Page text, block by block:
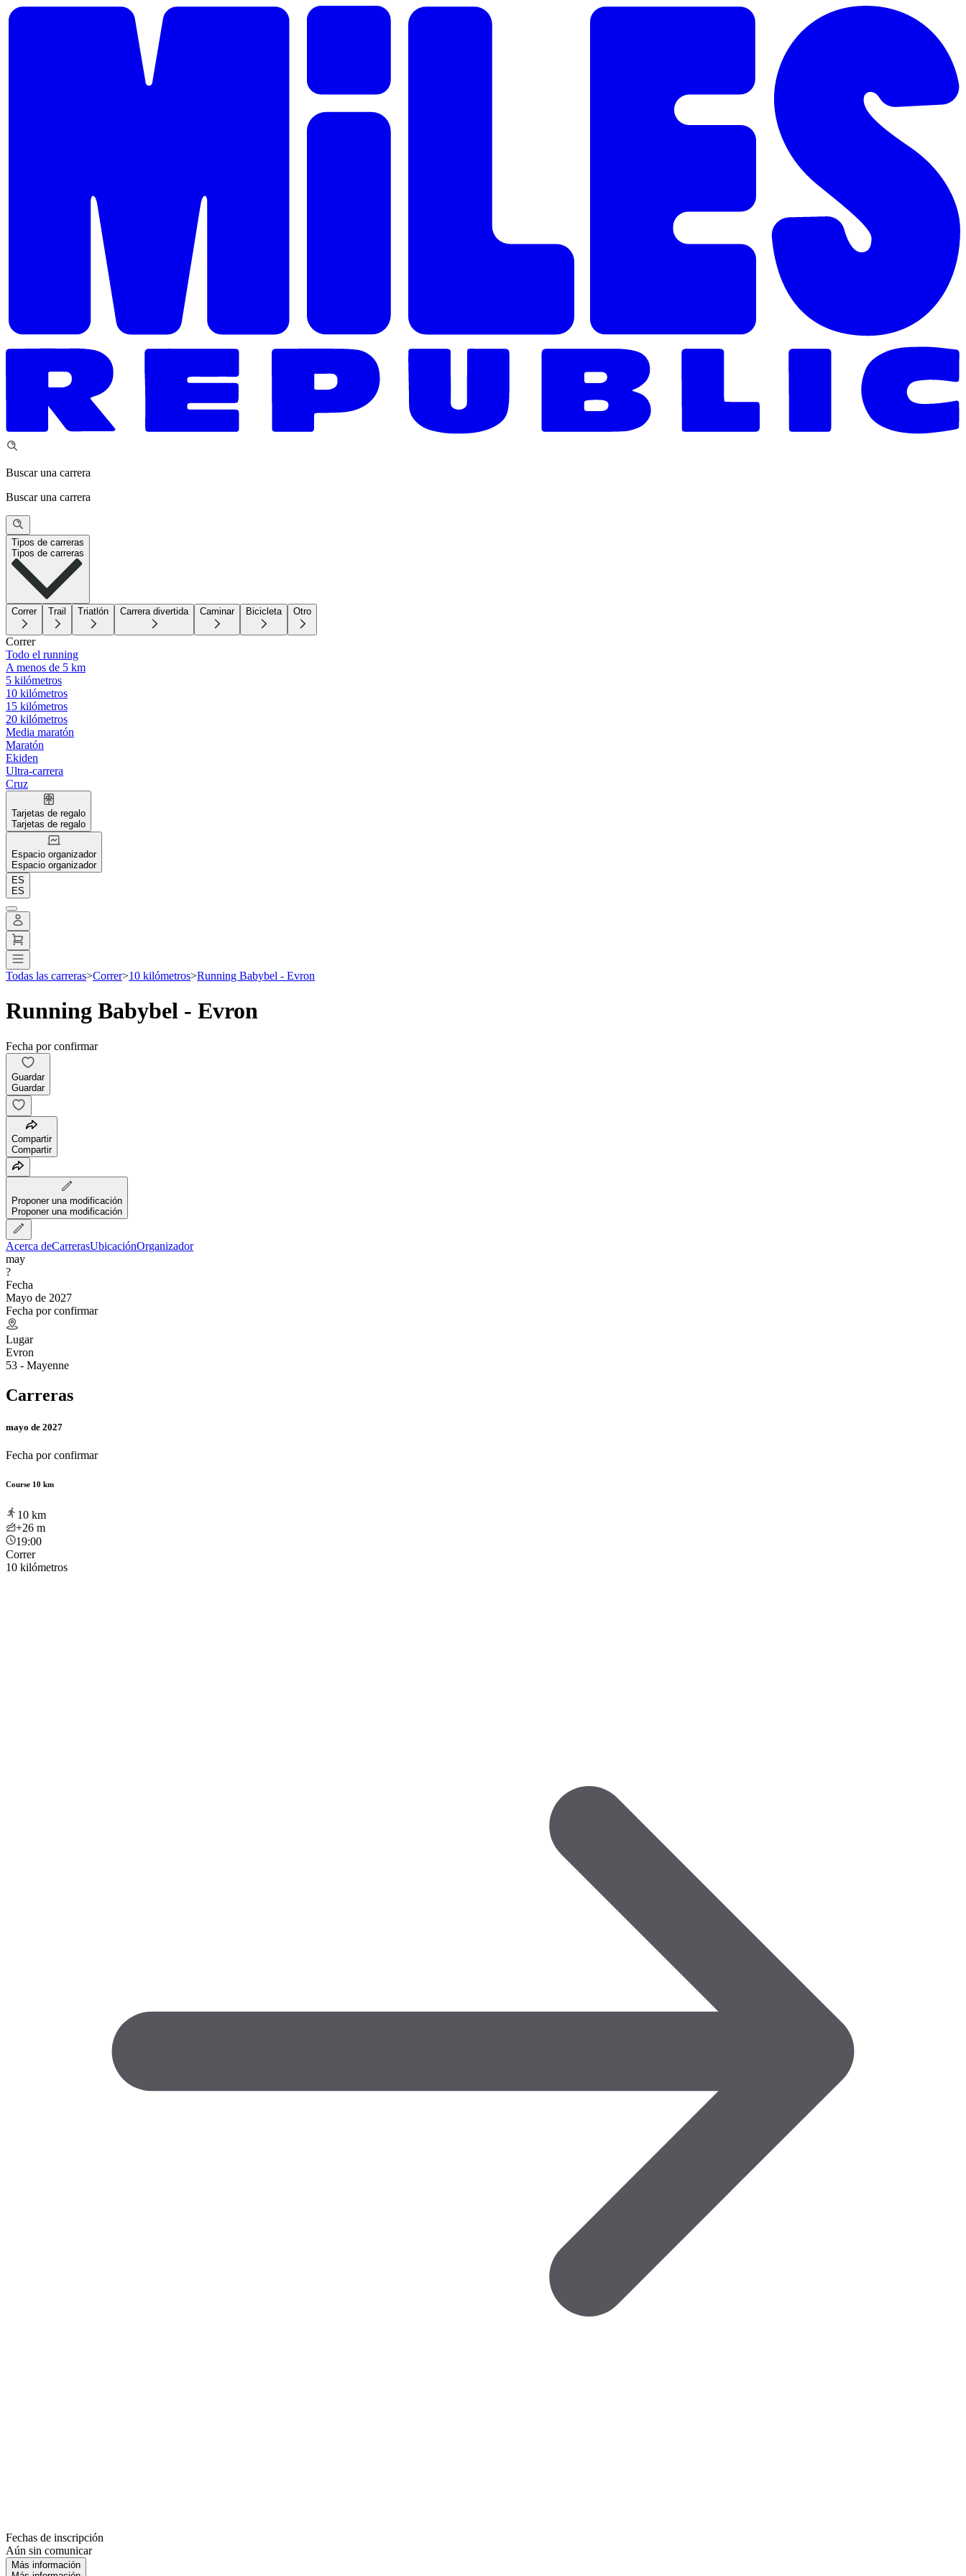
Buscar una carrera
Buscar una carrera
Tipos de carreras
Tipos de carreras
Correr Trail Triatlón Carrera divertida Caminar Bicicleta Otro
Correr
Todo el running
A menos de 5 km
5 kilómetros
10 kilómetros
15 kilómetros
20 kilómetros
Media maratón
Maratón
Ekiden
Ultra-carrera
Cruz
Tarjetas de regalo
Tarjetas de regalo
Espacio organizador
Espacio organizador
ES
ES
Todas las carreras>Correr>10 kilómetros>Running Babybel - Evron
Running Babybel - Evron
Fecha por confirmar
Guardar
Guardar
Compartir
Compartir
Proponer una modificación
Proponer una modificación
Acerca deCarrerasUbicaciónOrganizador
may
?
Fecha
Mayo de 2027
Fecha por confirmar
Lugar
Evron
53 - Mayenne
Carreras
mayo de 2027
Fecha por confirmar
Course 10 km
10 km
+26 m
19:00
Correr
10 kilómetros
Fechas de inscripción
Aún sin comunicar
Más información